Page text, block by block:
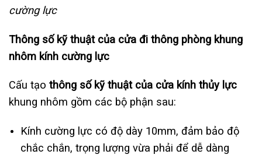
cường lực
Thông số kỹ thuật của cửa đi thông phòng khung
nhôm kính cường lực
Cấu tạo thông số kỹ thuật của cửa kính thủy lực
khung nhôm gồm các bộ phận sau:
Kính cường lực có độ dày 10mm, đảm bảo độ
chắc chắn, trọng lượng vừa phải để dễ dàng